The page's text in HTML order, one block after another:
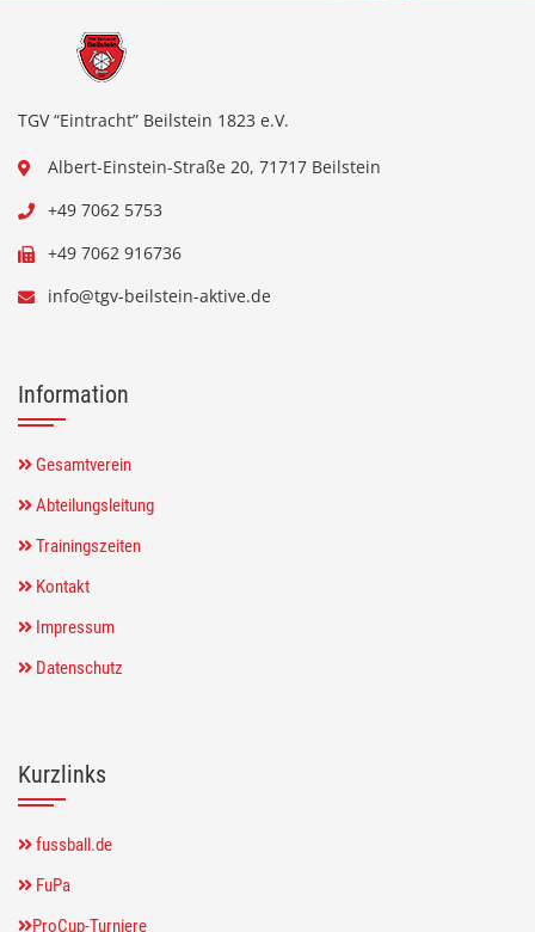
TGV “Eintracht” Beilstein 1823 e.V.
Albert-Einstein-Straße 20, 71717 Beilstein
+49 7062 5753
+49 7062 916736
info@tgv-beilstein-aktive.de
Information
Gesamtverein
Abteilungsleitung
Trainingszeiten
Kontakt
Impressum
Datenschutz
Kurzlinks
fussball.de
FuPa
ProCup-Turniere